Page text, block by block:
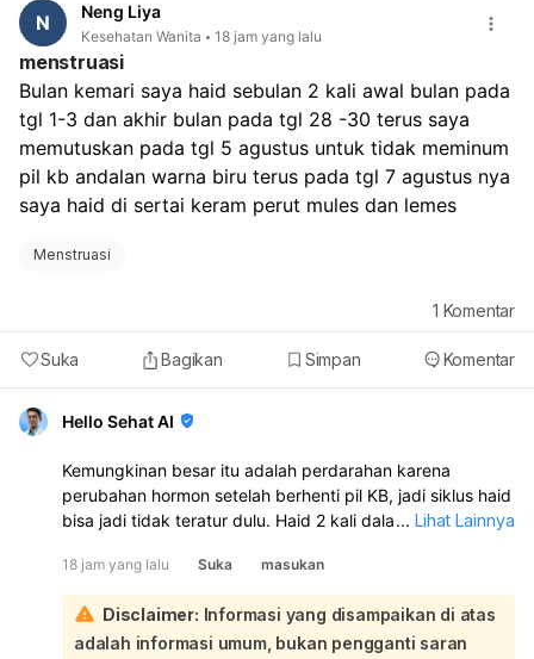
N Neng Liya
Kesehatan Wanita 18 jam yang lalu
menstruasi
Bulan kemari saya haid sebulan 2 kali awal bulan pada
tgl 1-3 dan akhir bulan pada tgl 28 -30 terus saya
memutuskan pada tgl 5 agustus untuk tidak meminum
pil kb andalan warna biru terus pada tgl 7 agustus nya
saya haid di sertai keram perut mules dan lemes
Menstruasi
Suka Bagikan Simpan Komentar
1 Komentar
Hello Sehat AI
Kemungkinan besar itu adalah perdarahan karena
perubahan hormon setelah berhenti pil KB, jadi siklus haid
bisa jadi tidak teratur dulu. Haid 2 kali dalam sebulan juga
perdarahannya banyak, nyeri hebat, lemas sekali, atau
berulang terus, sebaiknya periksa ke dokter kandungan:
Karena Anda berhenti minum pil KB pada 5 Agustus, lalu 7
Agustus keluar darah disertai kram, mules, dan lemas, ini
... Lihat Lainnya
18 jam yang lalu Suka masukan
Disclaimer: Informasi yang disampaikan di atas
adalah informasi umum, bukan pengganti saran